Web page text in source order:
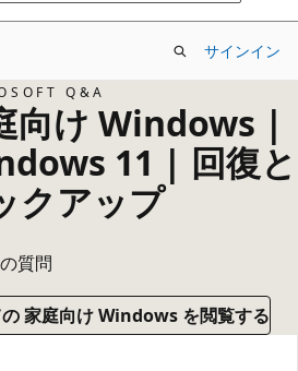
サインイン
Q&A
向け Windows |
11 | 回復と
クアップ
質問
家庭向け Windows を閲覧する